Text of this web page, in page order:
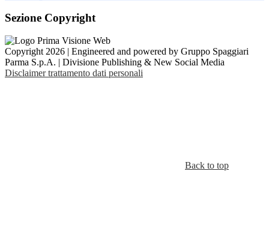
Sezione Copyright
Copyright 2026 | Engineered and powered by Gruppo Spaggiari
Parma S.p.A. | Divisione Publishing & New Social Media
Disclaimer trattamento dati personali
Back to top